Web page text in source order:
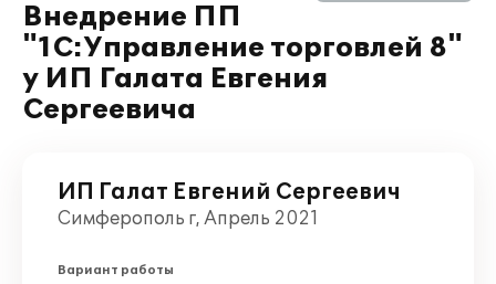
Внедрение ПП
"1С:Управление торговлей 8"
у ИП Галата Евгения
Сергеевича
ИП Галат Евгений Сергеевич
Симферополь г, Апрель 2021
Вариант работы